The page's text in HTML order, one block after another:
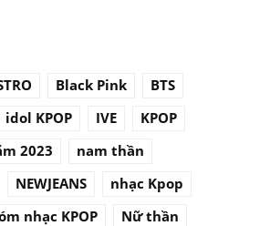
Black Pink
BTS
idol KPOP IVE
KPOP
2023
nam thần
NEWJEANS
nhạc Kpop
nhạc KPOP
Nữ thần